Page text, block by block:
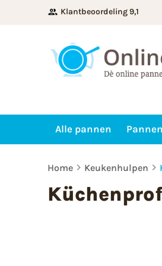
Klantbeoordeling 9,1
Alle pannen
Home Keukenhulpen